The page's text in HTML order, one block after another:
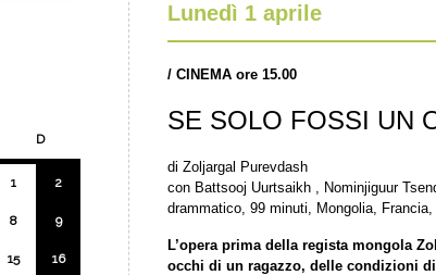
Lunedì 1 aprile
/ CINEMA ore 15.00
SE SOLO FOSSI UN
di Zoljargal Purevdash
con Battsooj Uurtsaikh , Nominjiguur
drammatico, 99 minuti, Mongolia,
L’opera prima della regista mongola
occhi di un ragazzo, delle condizioni
D
1 2
8 9
15 16